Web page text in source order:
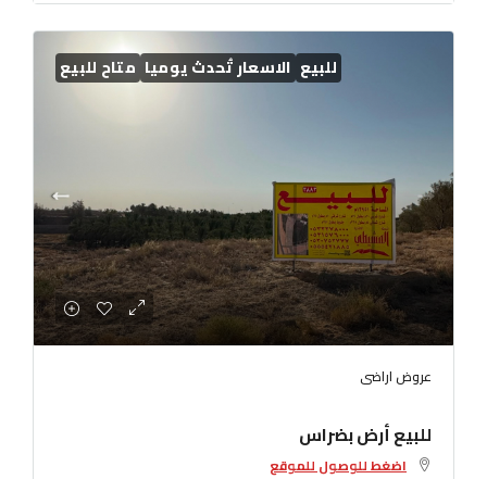
للبيع الاسعار تُحدث يوميا متاح للبيع
عروض اراضى
للبيع أرض بضراس
اضغط للوصول للموقع